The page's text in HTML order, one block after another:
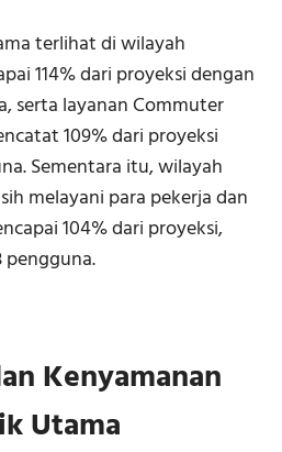
terlihat di wilayah
114% dari proyeksi dengan
serta layanan Commuter
109% dari proyeksi
Sementara itu, wilayah
melayani para pekerja dan
104% dari proyeksi,
pengguna.
Kenyamanan
Utama